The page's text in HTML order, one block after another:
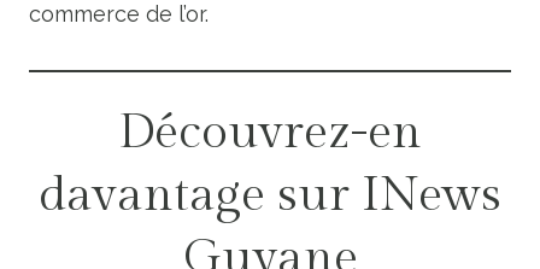
commerce de l’or.
Découvrez-en
davantage sur INews
Guyane